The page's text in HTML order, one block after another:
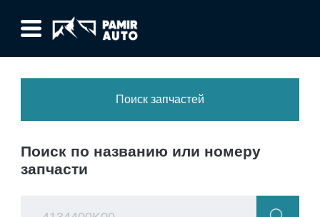
Поиск запчастей
Поиск по названию или номеру
запчасти